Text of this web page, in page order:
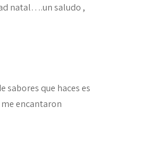
natal….un saludo ,
sabores que haces es
me encantaron